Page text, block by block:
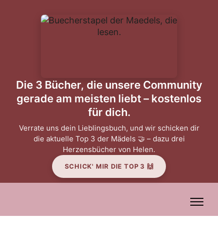
Die 3 Bücher, die unsere Community
gerade am meisten liebt – kostenlos
für dich.
Verrate uns dein Lieblingsbuch, und wir schicken dir
die aktuelle Top 3 der Mädels 🤝 – dazu drei
Herzensbücher von Helen.
SCHICK' MIR DIE TOP 3 🙌